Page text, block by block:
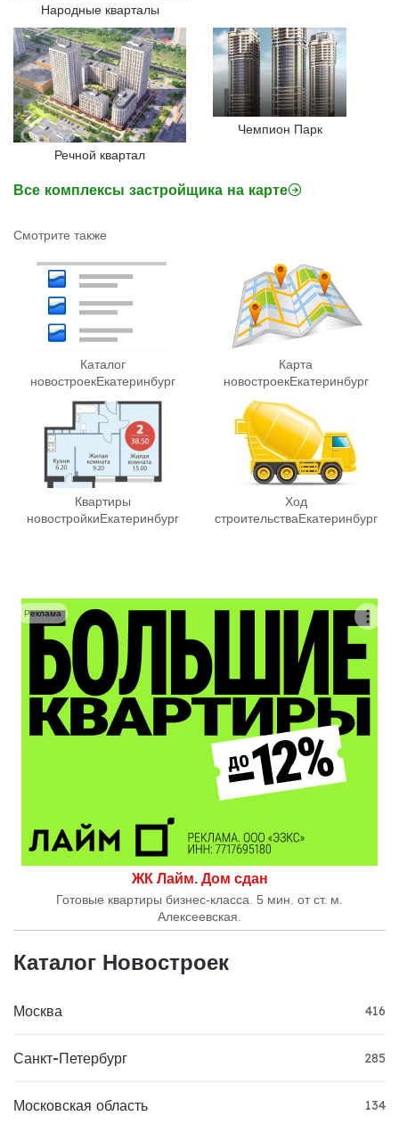
Народные кварталы
Речной квартал
Чемпион Парк
Все комплексы застройщика на карте
Смотрите также
Каталог
новостроекЕкатеринбург
Карта
новостроекЕкатеринбург
Квартиры
новостройкиЕкатеринбург
Ход
строительстваЕкатеринбург
ЖК Лайм. Дом сдан
Готовые квартиры бизнес-класса. 5 мин. от ст. м.
Алексеевская.
Реклама
Каталог Новостроек
Москва 416
Санкт-Петербург 285
Московская область 134